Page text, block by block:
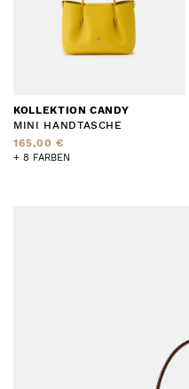
KOLLEKTION CANDY
MINI HANDTASCHE
165,00 €
+ 8 FARBEN